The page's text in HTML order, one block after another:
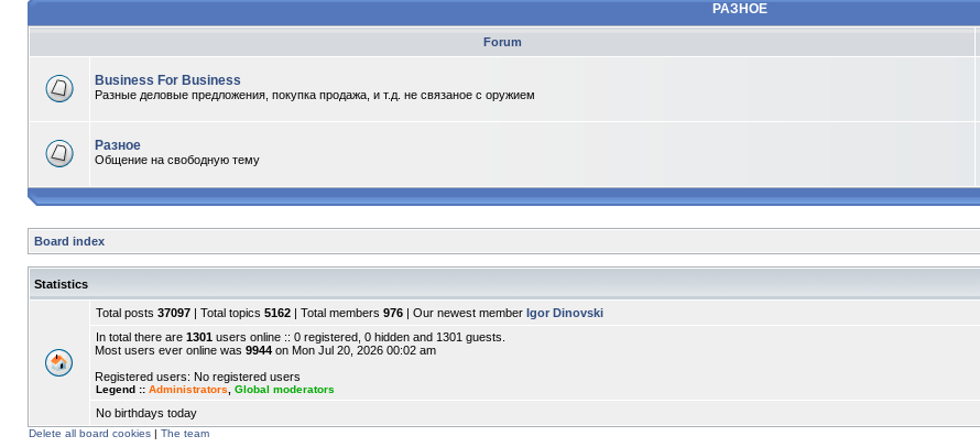
РАЗНОЕ
Forum
Business For Business
Разные деловые предложения, покупка продажа, и т.д. не связаное с оружием
Разное
Общение на свободную тему
Board index
Statistics
Total posts 37097 | Total topics 5162 | Total members 976 | Our newest member Igor Dinovski
In total there are 1301 users online :: 0 registered, 0 hidden and 1301 guests.
Most users ever online was 9944 on Mon Jul 20, 2026 00:02 am
Registered users: No registered users
Legend :: Administrators Global moderators
No birthdays today
Delete all board cookies | The team